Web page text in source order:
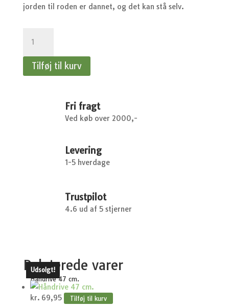
jorden til roden er dannet, og det kan stå selv.
opbindere
-
Tilføj til kurv
Fri fragt
Ved køb over 2000,-
Levering
1-5 hverdage
Trustpilot
4.6 ud af 5 stjerner
Relaterede varer
Håndrive 47 cm.
kr. 69,95 Tilføj til kurv
Udsolgt!